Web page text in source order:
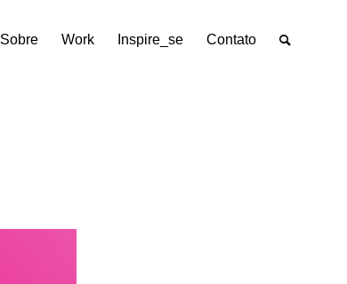
Sobre Work Inspire_se Contato